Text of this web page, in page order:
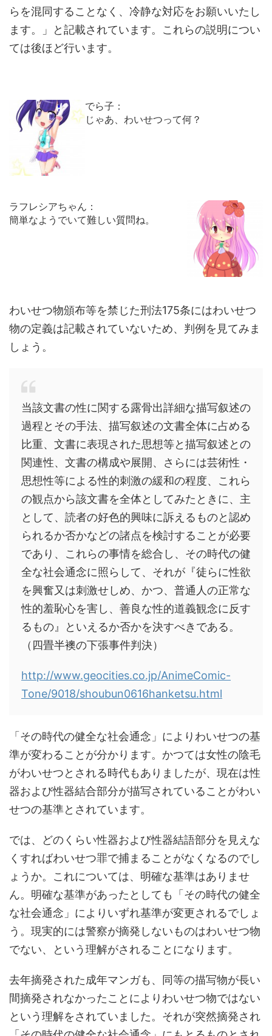
らを混同することなく、冷静な対応をお願いいたし
ます。」と記載されています。これらの説明につい
ては後ほど行います。
でら子：
じゃあ、わいせつって何？
ラフレシアちゃん：
簡単なようでいて難しい質問ね。
わいせつ物頒布等を禁じた刑法175条にはわいせつ
物の定義は記載されていないため、判例を見てみま
しょう。
当該文書の性に関する露骨出詳細な描写叙述の
過程とその手法、描写叙述の文書全体に占める
比重、文書に表現された思想等と描写叙述との
関連性、文書の構成や展開、さらには芸術性・
思想性等による性的刺激の緩和の程度、これら
の観点から該文書を全体としてみたときに、主
として、読者の好色的興味に訴えるものと認め
られるか否かなどの諸点を検討することが必要
であり、これらの事情を総合し、その時代の健
全な社会通念に照らして、それが『徒らに性欲
を興奮又は刺激せしめ、かつ、普通人の正常な
性的羞恥心を害し、善良な性的道義観念に反す
るもの』といえるか否かを決すべきである。
（四畳半襖の下張事件判決）
http://www.geocities.co.jp/AnimeComic-
Tone/9018/shoubun0616hanketsu.html
「その時代の健全な社会通念」によりわいせつの基
準が変わることが分かります。かつては女性の陰毛
がわいせつとされる時代もありましたが、現在は性
器および性器結合部分が描写されていることがわい
せつの基準とされています。
では、どのくらい性器および性器結語部分を見えな
くすればわいせつ罪で捕まることがなくなるのでし
ょうか。これについては、明確な基準はありませ
ん。明確な基準があったとしても「その時代の健全
な社会通念」によりいずれ基準が変更されるでしょ
う。現実的には警察が摘発しないものはわいせつ物
でない、という理解がされることになります。
去年摘発された成年マンガも、同等の描写物が長い
間摘発されなかったことによりわいせつ物ではない
という理解をされていました。それが突然摘発され